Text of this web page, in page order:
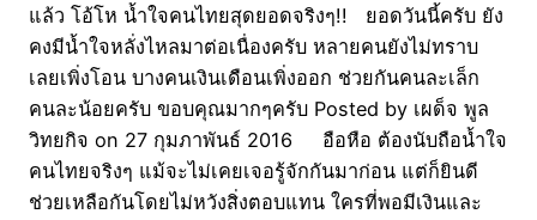
แล้ว โอ้โห น้ำใจคนไทยสุดยอดจริงๆ!! ยอดวันนี้ครับ ยัง
คงมีน้ำใจหลั่งไหลมาต่อเนื่องครับ หลายคนยังไม่ทราบ
เลยเพิ่งโอน บางคนเงินเดือนเพิ่งออก ช่วยกันคนละเล็ก
คนละน้อยครับ ขอบคุณมากๆครับ Posted by เผด็จ พูล
วิทยกิจ on 27 กุมภาพันธ์ 2016 อือหือ ต้องนับถือน้ำใจ
คนไทยจริงๆ แม้จะไม่เคยเจอรู้จักกันมาก่อน แต่ก็ยินดี
ช่วยเหลือกันโดยไม่หวังสิ่งตอบแทน ใครที่พอมีเงินและ